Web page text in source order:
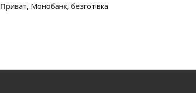
Приват, Монобанк, безготівка